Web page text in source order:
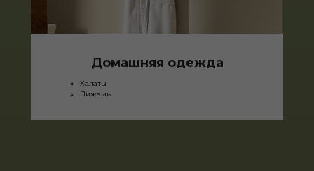
Домашняя одежда
Халаты
Пижамы